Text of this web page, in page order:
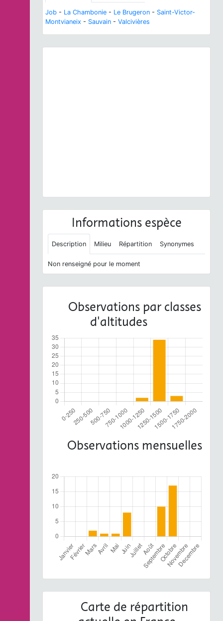
Job - La Chambonie - Le Brugeron - Saint-Victor-
Montvianeix - Sauvain - Valcivières
Informations espèce
Description Milieu Répartition Synonymes
Non renseigné pour le moment
Observations par classes
d'altitudes
Observations mensuelles
Carte de répartition